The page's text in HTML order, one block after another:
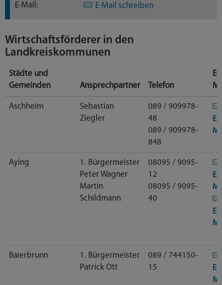
E-Mail:
E-Mail schreiben
Wirtschaftsförderer in den
Landkreiskommunen
Städte und
Gemeinden
Ansprechpartner Telefon
E-
Aschheim
Sebastian
Ziegler
089 / 909978-
48
089 / 909978-
848
E-
Aying
1. Bürgermeister
Peter Wagner
Martin
Schildmann
08095 / 9095-
12
08095 / 9095-
40
E-
E-
Baierbrunn
1. Bürgermeister
Patrick Ott
089 / 744150-
15
E-